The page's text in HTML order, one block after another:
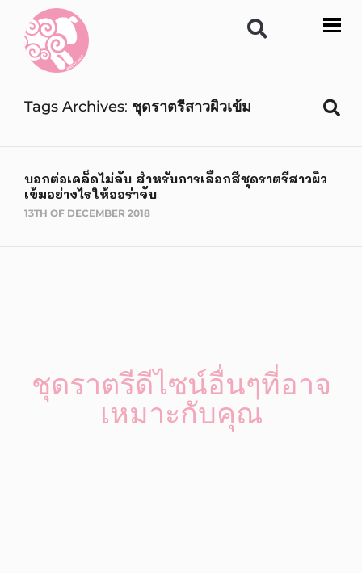
Tags Archives ชุดราตรีสาวผิวเข้ม
บอกต่อเคล็ดไม่ลับ สำหรับการเลือกสีชุดราตรีสาวผิว
เข้มอย่างไรให้ออร่าจับ
13TH OF DECEMBER 2018
ชุดราตรีดีไซน์อื่นๆที่อาจ
เหมาะกับคุณ